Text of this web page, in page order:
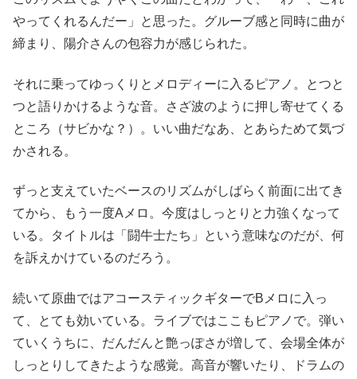
やってくれるんだー」と思った。グルーブ感と同時に曲が
締まり、陽介さんの包容力が感じられた。
それに乗ってゆっくりとメロディーに入るピアノ。とつと
つと語りかけるような音。さざ波のように押し寄せてくる
ところ（サビかな？）。いい曲だなあ、とあらためて気づ
かされる。
ずっと支えていたベースのリズムがしばらく前面に出てき
てから、もう一度Aメロ。今度はしっとりと力強くなって
いる。タイトルは「闘牛士たち」という意味なのだが、何
を訴えかけているのだろう。
続いて原曲ではアコースティックギターでBメロに入っ
て、とても効いている。ライブではここもピアノで。弾い
ていくうちに、だんだんと艶っぽさが増して、会場全体が
しっとりしてきたような感覚。高音が響いたり、ドラムの